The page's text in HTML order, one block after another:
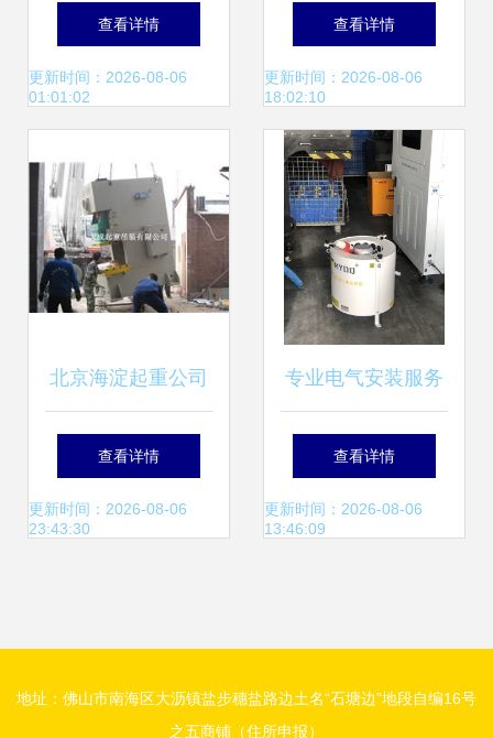
管理效能——炼铁
厂电气作业区电气
查看详情
更新时间：2026-08-06
01:01:02
务 定期保养、电气
自动化故障解决与
备件供应一体化支
持
查看详情
更新时间：2026-08-06
18:02:10
北京海淀起重公司
空调吊装移机服务
北京起重吊装 北京
车出租 北京起重吊
查看详情
更新时间：2026-08-06
23:43:30
专业电气安装服务
赋能工程项目安全
与高效
查看详情
更新时间：2026-08-06
13:46:09
地址：佛山市南海区大沥镇盐步穗盐路边土名“石塘边”地段自编16号
之五商铺（住所申报）